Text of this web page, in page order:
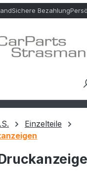
Sichere Bezahlung
Einzelteile